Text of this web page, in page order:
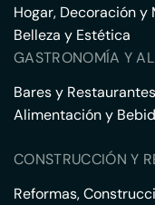
Hogar, Decoración y
Belleza y Estética
GASTRONOMÍA Y
Bares y Restaurantes
Alimentación y
CONSTRUCCIÓN Y
Reformas,